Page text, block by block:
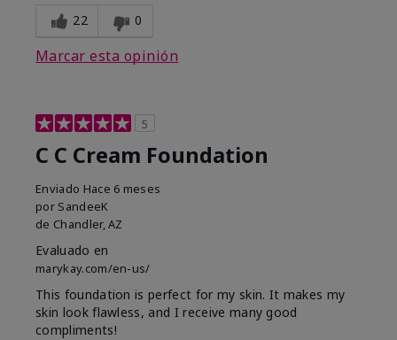
22 0
Marcar esta opinión
5
C C Cream Foundation
Enviado Hace 6 meses
por SandeeK
de Chandler, AZ
Evaluado en
marykay.com/en-us/
This foundation is perfect for my skin. It makes my
skin look flawless, and I receive many good
compliments!